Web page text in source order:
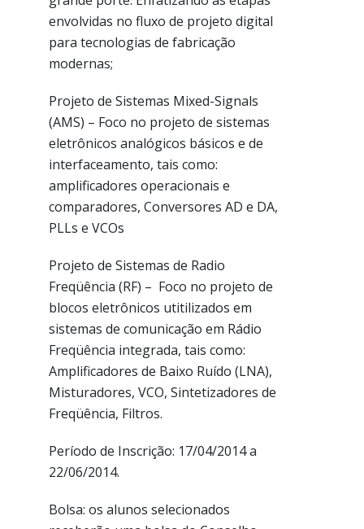
envolvidas no fluxo de projeto digital
para tecnologias de fabricação
modernas;
Projeto de Sistemas Mixed-Signals
(AMS) – Foco no projeto de sistemas
eletrônicos analógicos básicos e de
interfaceamento, tais como:
amplificadores operacionais e
comparadores, Conversores AD e DA,
PLLs e VCOs
Projeto de Sistemas de Radio
Freqüência (RF) – Foco no projeto de
blocos eletrônicos utitilizados em
sistemas de comunicação em Rádio
Freqüência integrada, tais como:
Amplificadores de Baixo Ruído (LNA),
Misturadores, VCO, Sintetizadores de
Freqüência, Filtros.
Período de Inscrição: 17/04/2014 a
22/06/2014.
Bolsa: os alunos selecionados